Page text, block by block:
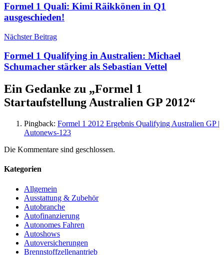
Formel 1 Quali: Kimi Räikkönen in Q1
ausgeschieden!
Nächster Beitrag
Formel 1 Qualifying in Australien: Michael
Schumacher stärker als Sebastian Vettel
Ein Gedanke zu „Formel 1
Startaufstellung Australien GP 2012“
Pingback: Formel 1 2012 Ergebnis Qualifying Australien GP |
Autonews-123
Die Kommentare sind geschlossen.
Kategorien
Allgemein
Ausstattung & Zubehör
Autobranche
Autofinanzierung
Autonomes Fahren
Autoshows
Autoversicherungen
Brennstoffzellenantrieb